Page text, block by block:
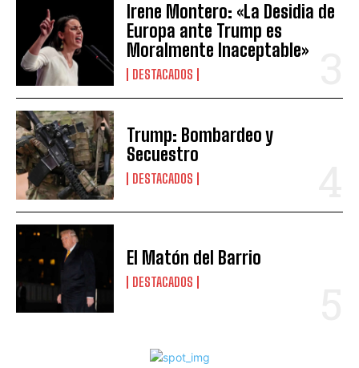
Irene Montero: «La Desidia de
Europa ante Trump es
Moralmente Inaceptable»
DESTACADOS
Trump: Bombardeo y
Secuestro
DESTACADOS
El Matón del Barrio
DESTACADOS